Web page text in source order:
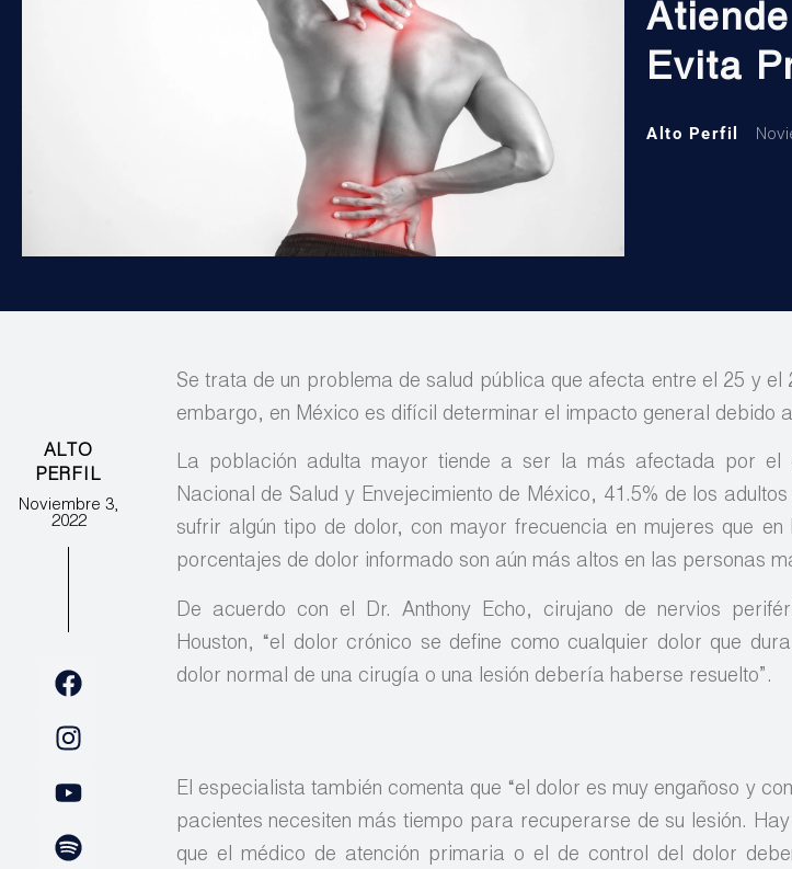
Evita
Alto Perfil
ALTO
PERFIL
Noviembre 3,
2022
Se trata de un problema de salud pública que afecta entre el 25 y el
embargo, en México es difícil determinar el impacto general debido
La población adulta mayor tiende a ser la más afectada por el
Nacional de Salud y Envejecimiento de México, 41.5% de los
sufrir algún tipo de dolor, con mayor frecuencia en mujeres que en
porcentajes de dolor informado son aún más altos en las personas
De acuerdo con el Dr. Anthony Echo, cirujano de nervios
Houston, “el dolor crónico se define como cualquier dolor que
dolor normal de una cirugía o una lesión debería haberse resuelto”.
El especialista también comenta que “el dolor es muy engañoso y
pacientes necesiten más tiempo para recuperarse de su lesión.
que el médico de atención primaria o el de control del dolor